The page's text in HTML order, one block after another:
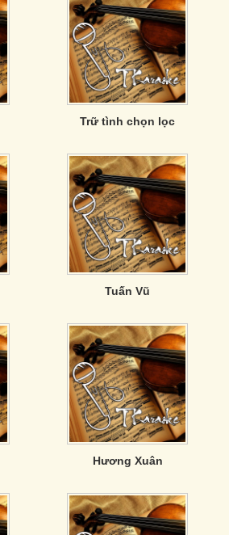
Trữ tình chọn lọc
Tuấn Vũ
Hương Xuân